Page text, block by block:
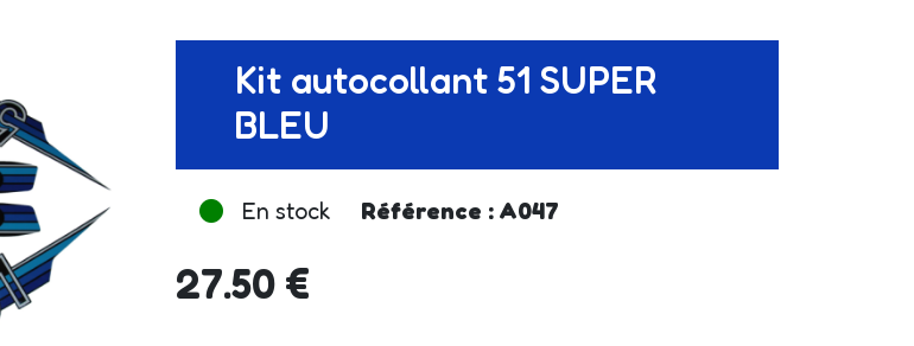
Kit autocollant 51 SUPER
BLEU
En stock Référence : A047
27.50 €